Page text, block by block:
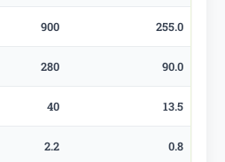
900 255.0
280 90.0
40 13.5
2.2 0.8